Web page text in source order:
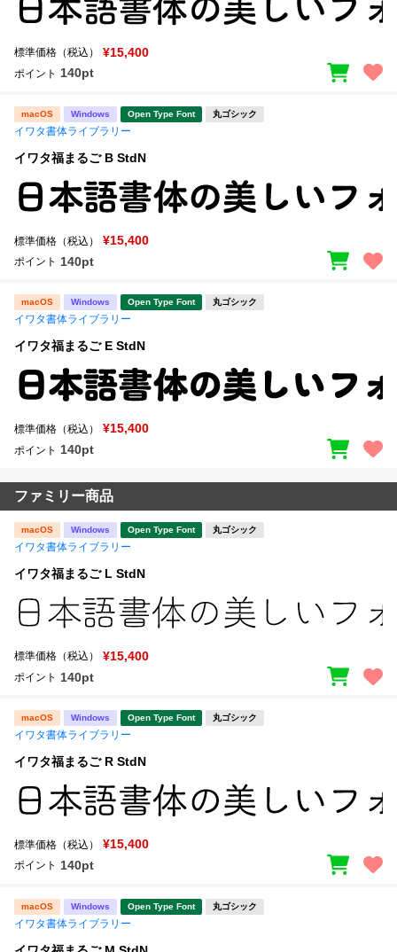
標準価格（税込） ¥15,400
ポイント 140pt
macOS Windows Open Type Font 丸ゴシック
イワタ書体ライブラリー
イワタ福まるご B StdN
標準価格（税込） ¥15,400
ポイント 140pt
macOS Windows Open Type Font 丸ゴシック
イワタ書体ライブラリー
イワタ福まるご E StdN
標準価格（税込） ¥15,400
ポイント 140pt
ファミリー商品
macOS Windows Open Type Font 丸ゴシック
イワタ書体ライブラリー
イワタ福まるご L StdN
標準価格（税込） ¥15,400
ポイント 140pt
macOS Windows Open Type Font 丸ゴシック
イワタ書体ライブラリー
イワタ福まるご R StdN
標準価格（税込） ¥15,400
ポイント 140pt
macOS Windows Open Type Font 丸ゴシック
イワタ書体ライブラリー